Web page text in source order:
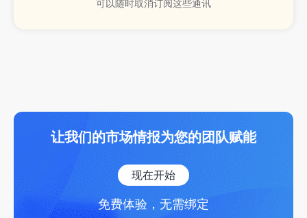
可以随时取消订阅这些通讯
让我们的市场情报为您的团队赋能
现在开始
免费体验，无需绑定